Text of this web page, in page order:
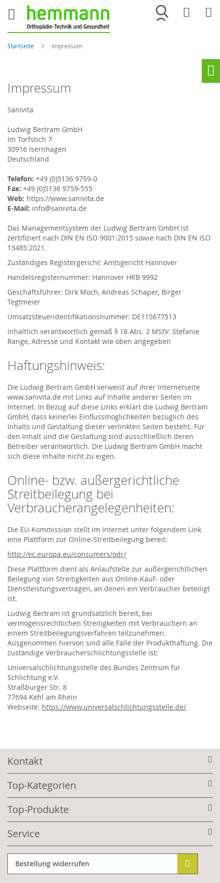
Merkliste
Startseite Impressum
Impressum
Sanivita
Ludwig Bertram GmbH
Im Torfstich 7
30916 Isernhagen
Deutschland
Telefon: +49 (0)5136 9759-0
Fax: +49 (0)5136 9759-555
Web: https://www.sanivita.de
E-Mail: info@sanivita.de
Das Managementsystem der Ludwig Bertram GmbH ist
zertifiziert nach DIN EN ISO 9001:2015 sowie nach DIN EN ISO
13485:2021.
Zuständiges Registergericht: Amtsgericht Hannover
Handelsregisternummer: Hannover HRB 9992
Geschäftsführer: Dirk Moch, Andreas Schaper, Birger
Tegtmeier
Umsatzsteueridentifikationsnummer: DE115677513
Inhaltlich verantwortlich gemäß § 18 Abs. 2 MStV: Stefanie
Range, Adresse und Kontakt wie oben angegeben
Haftungshinweis:
Die Ludwig Bertram GmbH verweist auf ihrer Internetseite
www.sanivita.de mit Links auf Inhalte anderer Seiten im
Internet. In Bezug auf diese Links erklärt die Ludwig Bertram
GmbH, dass keinerlei Einflussmöglichkeiten bezüglich des
Inhalts und Gestaltung dieser verlinkten Seiten besteht. Für
den Inhalt und die Gestaltung sind ausschließlich deren
Betreiber verantwortlich. Die Ludwig Bertram GmbH macht
sich diese Inhalte nicht zu eigen.
Online- bzw. außergerichtliche
Streitbeilegung bei
Verbraucherangelegenheiten:
Die EU-Kommission stellt im Internet unter folgendem Link
eine Plattform zur Online-Streitbeilegung bereit:
http://ec.europa.eu/consumers/odr/
Diese Plattform dient als Anlaufstelle zur außergerichtlichen
Beilegung von Streitigkeiten aus Online-Kauf- oder
Dienstleistungsverträgen, an denen ein Verbraucher beteiligt
ist.
Ludwig Bertram ist grundsätzlich bereit, bei
vermögensrechtlichen Streitigkeiten mit Verbrauchern an
einem Streitbeilegungsverfahren teilzunehmen.
Ausgenommen hiervon sind alle Fälle der Produkthaftung. Die
zuständige Verbraucherschlichtungsstelle ist:
Universalschlichtungsstelle des Bundes Zentrum für
Schlichtung e.V.
Straßburger Str. 8
77694 Kehl am Rhein
Webseite: https://www.universalschlichtungsstelle.de/
Kontakt
Top-Kategorien
Top-Produkte
Service
Bestellung widerrufen